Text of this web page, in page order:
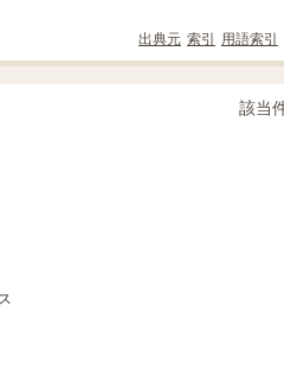
出典元 索引 用語索引
該当